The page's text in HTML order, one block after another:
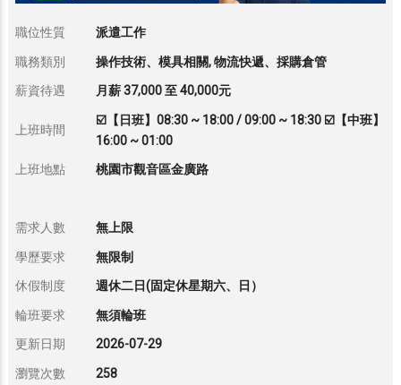
職位性質 派遣工作
職務類別 操作技術、模具相關, 物流快遞、採購倉管
薪資待遇 月薪 37,000 至 40,000元
上班時間
☑️【日班】08:30 ~ 18:00 / 09:00 ~ 18:30 ☑️【中班】
16:00 ~ 01:00
上班地點 桃園市觀音區金廣路
需求人數 無上限
學歷要求 無限制
休假制度 週休二日(固定休星期六、日）
輪班要求 無須輪班
更新日期 2026-07-29
瀏覽次數 258